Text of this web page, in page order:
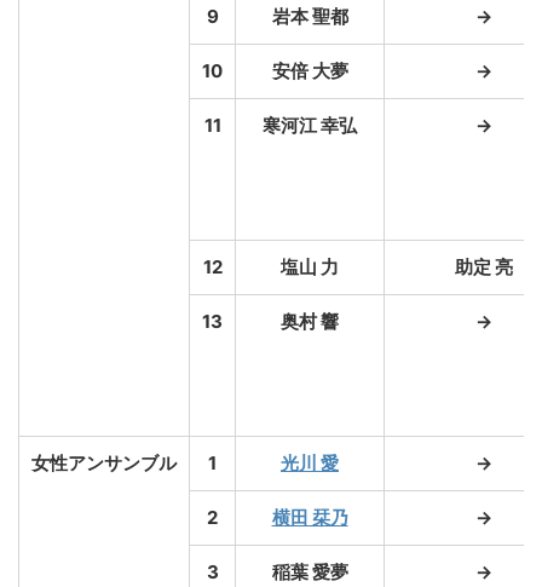
9 岩本 聖都 →
10 安倍 大夢 →
11 寒河江 幸弘 →
12 塩山 力 助定 亮
13 奥村 響 →
女性アンサンブル 1 光川 愛 →
2 横田 栞乃 →
3 稲葉 愛夢 →